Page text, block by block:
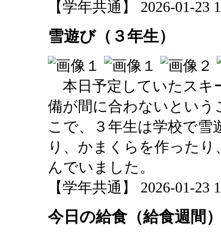
【学年共通】 2026-01-23
雪遊び（３年生）
本日予定していたスキ
備が間に合わないとい
こで、３年生は学校で
り、かまくらを作った
んでいました。
【学年共通】 2026-01-23
今日の給食（給食週間